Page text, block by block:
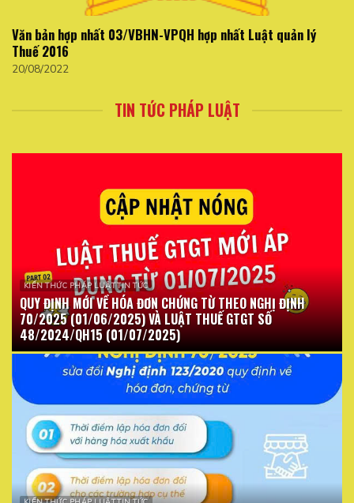
Văn bản hợp nhất 03/VBHN-VPQH hợp nhất Luật quản lý
Thuế 2016
20/08/2022
TIN TỨC PHÁP LUẬT
KIẾN THỨC PHÁP LUẬT TIN TỨC
QUY ĐỊNH MỚI VỀ HÓA ĐƠN CHỨNG TỪ THEO NGHỊ ĐỊNH
70/2025 (01/06/2025) VÀ LUẬT THUẾ GTGT SỐ
48/2024/QH15 (01/07/2025)